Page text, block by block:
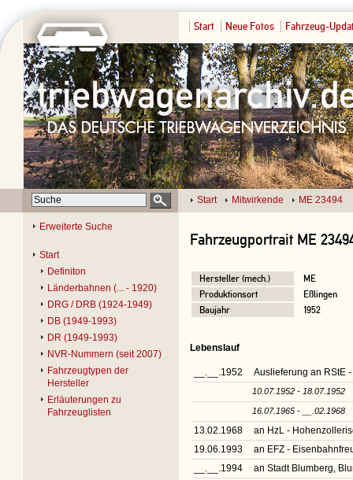
Start Neue Fotos Fahrzeug-
Start Mitwirkende ME 23494
Erweiterte Suche
Start
Definiton
Länderbahnen (... - 1920)
DRG / DRB (1924-1949)
DB (1949-1993)
DR (1949-1993)
NVR-Nummern (seit 2007)
Fahrzeugtypen der
Hersteller
Erläuterungen zu
Fahrzeuglisten
Fahrzeugportrait ME
Hersteller (mech.)
ME
Produktionsort
Eßlingen
Baujahr
1952
Lebenslauf
__.__.1952 Auslieferung an RStE
10.07.1952 - 18.07.1952
16.07.1965 - __.02.1968
13.02.1968
an HzL -
19.06.1993
an EFZ -
__.__.1994
an Stadt Blumberg,